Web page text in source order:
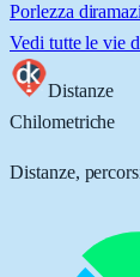
Porlezza
Vedi tutte le vie
Distanze
Chilometriche
Distanze,